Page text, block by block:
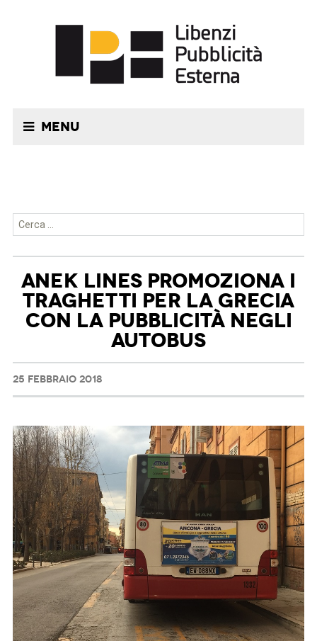
Menu
Ricerca per:
ANEK LINES PROMOZIONA I
TRAGHETTI PER LA GRECIA
CON LA PUBBLICITÀ NEGLI
AUTOBUS
25 FEBBRAIO 2018